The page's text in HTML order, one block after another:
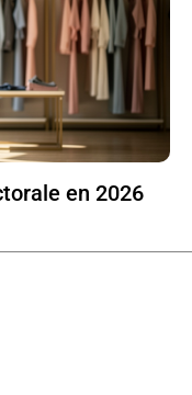
en 2026